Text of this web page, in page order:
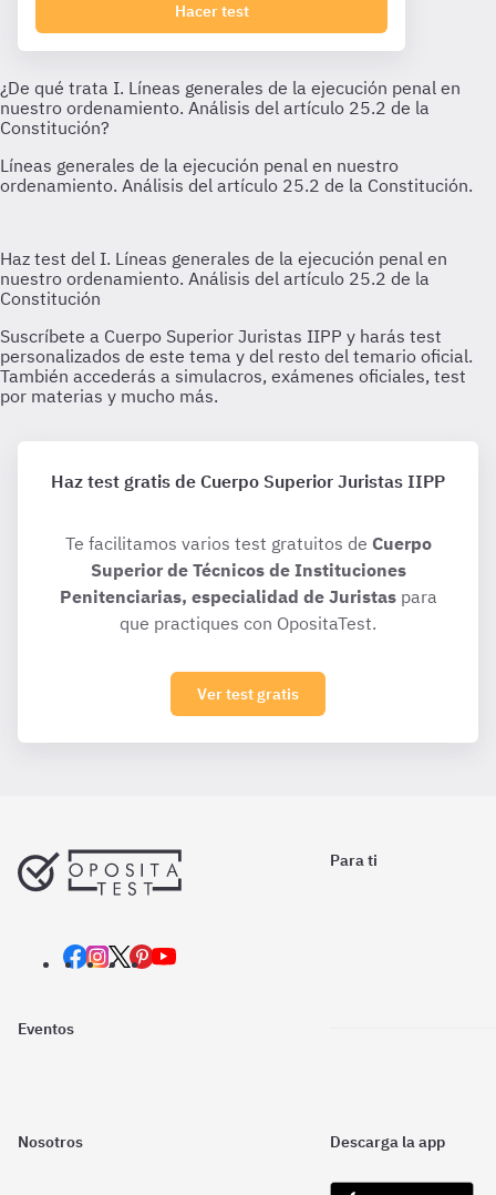
Hacer test
Haz test gratis de Cuerpo Superior Juristas IIPP
Te facilitamos varios test gratuitos de Cuerpo
Superior de Técnicos de Instituciones
Penitenciarias, especialidad de Juristaspara
que practiques con OpositaTest.
Ver test gratis
Para ti
Eventos
Nosotros Descarga la app